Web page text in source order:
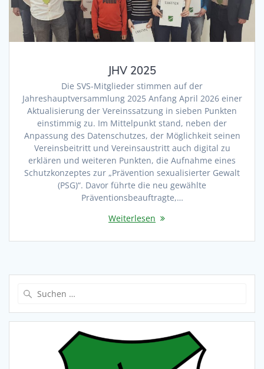
JHV 2025
Die SVS-Mitglieder stimmen auf der
Jahreshauptversammlung 2025 Anfang April 2026 einer
Aktualisierung der Vereinssatzung in sieben Punkten
einstimmig zu. Im Mittelpunkt stand, neben der
Anpassung des Datenschutzes, der Möglichkeit seinen
Vereinsbeitritt und Vereinsaustritt auch digital zu
erklären und weiteren Punkten, die Aufnahme eines
Schutzkonzeptes zur „Prävention sexualisierter Gewalt
(PSG)“. Davor führte die neu gewählte
Präventionsbeauftragte,…
Weiterlesen